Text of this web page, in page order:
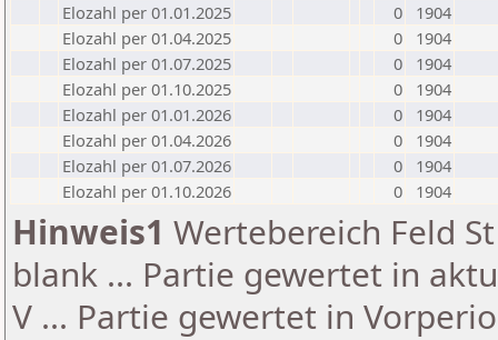
Elozahl per 01.01.2025
0
1904
Elozahl per 01.04.2025
0
1904
Elozahl per 01.07.2025
0
1904
Elozahl per 01.10.2025
0
1904
Elozahl per 01.01.2026
0
1904
Elozahl per 01.04.2026
0
1904
Elozahl per 01.07.2026
0
1904
Elozahl per 01.10.2026
0 1904
Hinweis1 Wertebereich Feld
blank ... Partie gewertet in
V ... Partie gewertet in